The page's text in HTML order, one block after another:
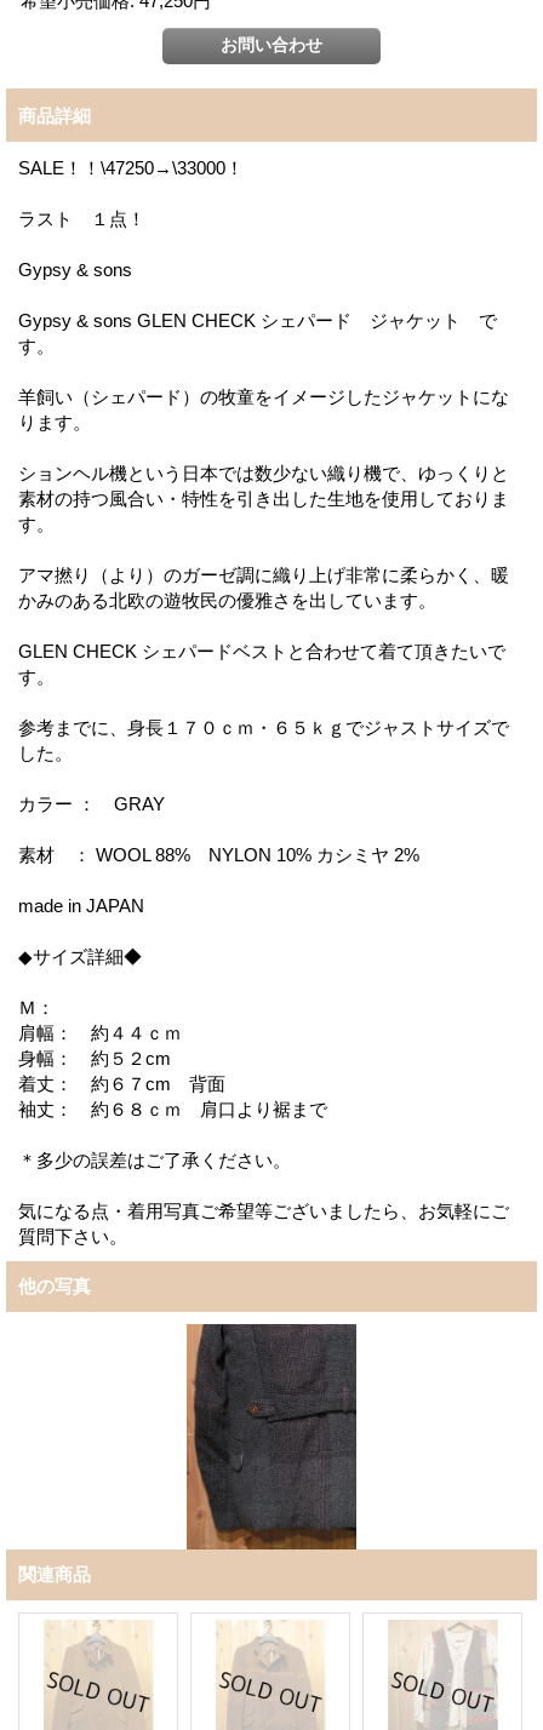
商品詳細
SALE！！\47250→\33000！
ラスト １点！
Gypsy & sons
Gypsy & sons GLEN CHECK シェパード ジャケット で
す。
羊飼い（シェパード）の牧童をイメージしたジャケットにな
ります。
ションヘル機という日本では数少ない織り機で、ゆっくりと
素材の持つ風合い・特性を引き出した生地を使用しておりま
す。
アマ撚り（より）のガーゼ調に織り上げ非常に柔らかく、暖
かみのある北欧の遊牧民の優雅さを出しています。
GLEN CHECK シェパードベストと合わせて着て頂きたいで
す。
参考までに、身長１７０ｃｍ・６５ｋｇでジャストサイズで
した。
カラー ： GRAY
素材 ： WOOL 88% NYLON 10% カシミヤ 2%
made in JAPAN
◆サイズ詳細◆
Ｍ：
肩幅： 約４４ｃｍ
身幅： 約５２cm
着丈： 約６７cm 背面
袖丈： 約６８ｃｍ 肩口より裾まで
＊多少の誤差はご了承ください。
気になる点・着用写真ご希望等ございましたら、お気軽にご
質問下さい。
他の写真
関連商品